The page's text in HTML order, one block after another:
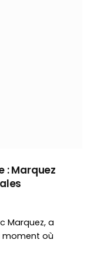
: Marquez
Marquez, a
moment où